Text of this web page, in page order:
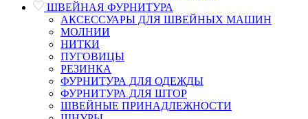
ШВЕЙНАЯ ФУРНИТУРА
АКСЕССУАРЫ ДЛЯ ШВЕЙНЫХ МАШИН
МОЛНИИ
НИТКИ
ПУГОВИЦЫ
РЕЗИНКА
ФУРНИТУРА ДЛЯ ОДЕЖДЫ
ФУРНИТУРА ДЛЯ ШТОР
ШВЕЙНЫЕ ПРИНАДЛЕЖНОСТИ